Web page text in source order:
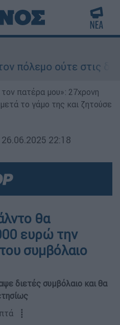
ούτε στις
πατέρα μου»: 27χρονη
το γάμο της και ζητούσε
26.06.2025 22:18
θα
ευρώ την
συμβόλαιο
διετές συμβόλαιο και θα
┋